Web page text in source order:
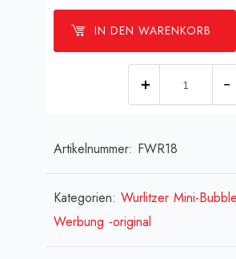
IN DEN WARENKORB
Mini
-
Artikelnummer: FWR18
Kategorien:Wurlitzer Mini-
Werbung -original